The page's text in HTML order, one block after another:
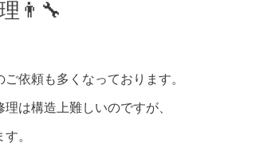
👨‍🔧
依頼も多くなっております。
は構造上難しいのですが、
。